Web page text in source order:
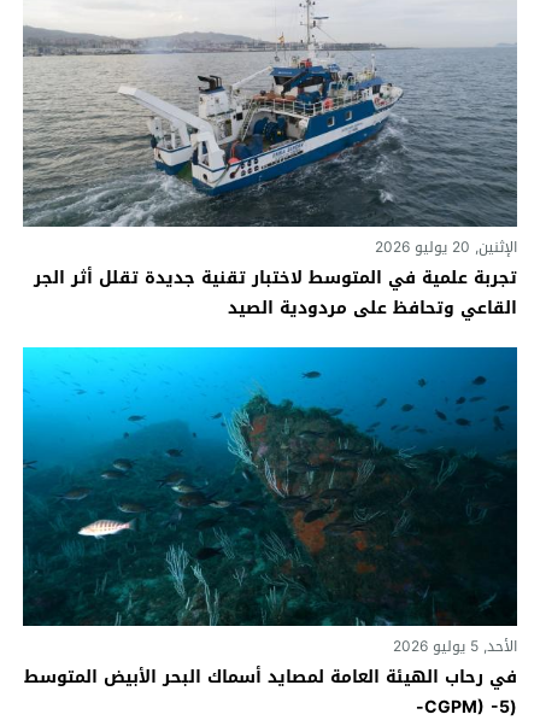
الإثنين, 20 يوليو 2026
تجربة علمية في المتوسط لاختبار تقنية جديدة تقلل أثر الجر
القاعي وتحافظ على مردودية الصيد
الأحد, 5 يوليو 2026
في رحاب الهيئة العامة لمصايد أسماك البحر الأبيض المتوسط
(CGPM) -5-